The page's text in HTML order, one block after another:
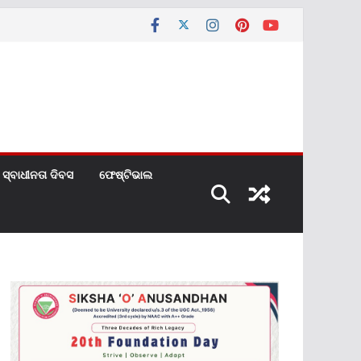
ସ୍ବାଧୀନତା ଦିବସ ଫେଷ୍ଟିଭାଲ